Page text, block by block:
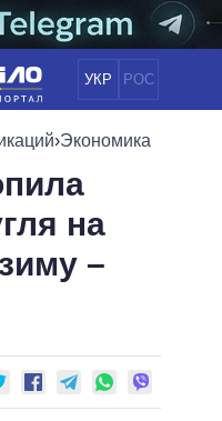
УКР РОС
ОБЩЕСТВО
›Экономика
на
–